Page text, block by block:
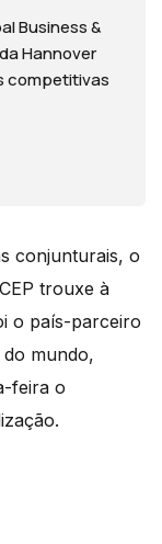
Business &
Hannover
competitivas
conjunturais, o
trouxe à
o país-parceiro
mundo,
feira o